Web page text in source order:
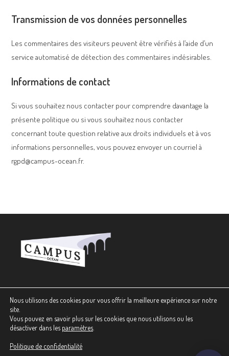
Transmission de vos données personnelles
Les commentaires des visiteurs peuvent être vérifiés à l’aide d’un
service automatisé de détection des commentaires indésirables.
Informations de contact
Si vous souhaitez nous contacter pour comprendre davantage la
présente politique ou si vous souhaitez nous contacter
concernant toute question relative aux droits individuels et à vos
informations personnelles, vous pouvez envoyer un courriel à
rgpd@campus-ocean.fr.
Plan du site
Nous utilisons des cookies pour vous offrir la meilleure expérience sur notre
site.
Vous pouvez en savoir plus sur les cookies que nous utilisons ou les
désactiver dans les paramètres
Politique de confidentialité